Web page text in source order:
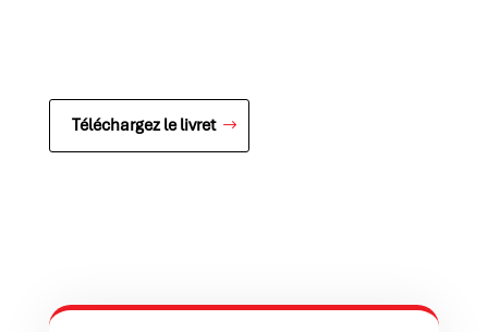
Téléchargez le livret